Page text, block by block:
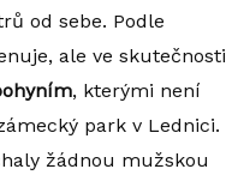
od sebe. Podle
ale ve skutečnosti
, kterými není
park v Lednici.
žádnou mužskou